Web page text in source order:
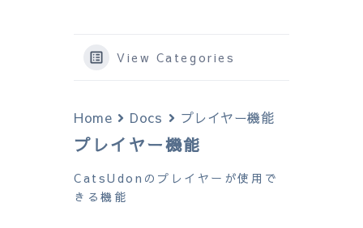
View Categories
Home Docs プレイヤー機能
プレイヤー機能
CatsUdonのプレイヤーが使用で
きる機能